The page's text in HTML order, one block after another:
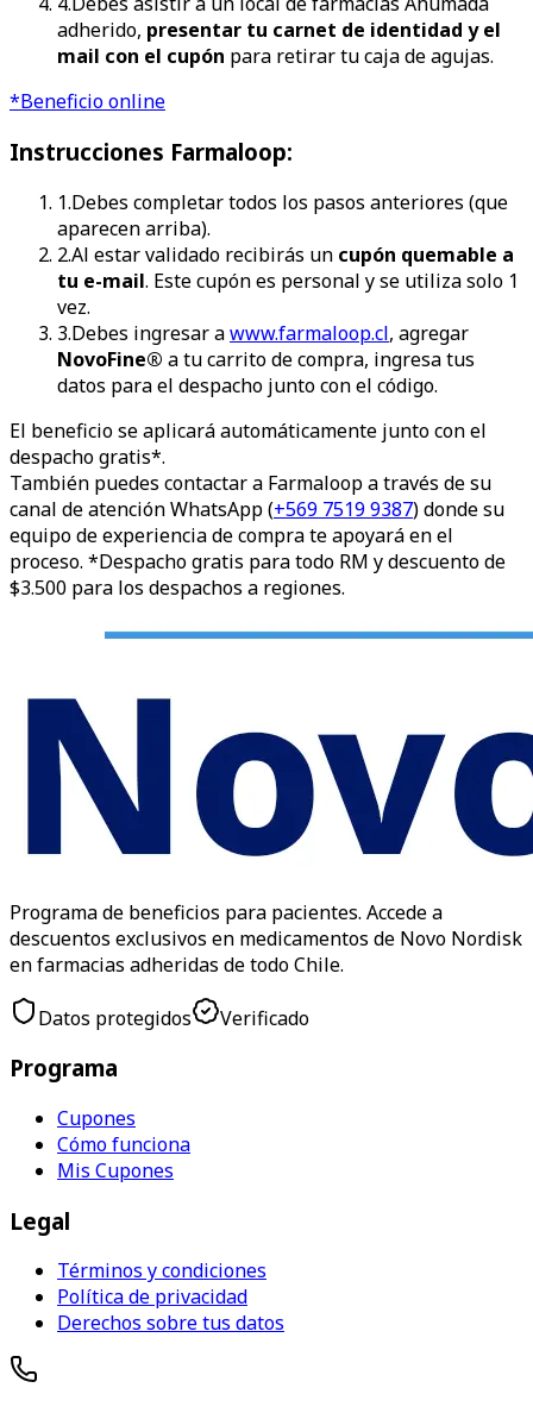
adherido, presentar tu carnet de identidad y el
mail con el cupón para retirar tu caja de agujas.
*Beneficio online
Instrucciones Farmaloop:
1.Debes completar todos los pasos anteriores (que
aparecen arriba).
2.Al estar validado recibirás un cupón quemable a
tu e-mail. Este cupón es personal y se utiliza solo 1
vez.
3.Debes ingresar awww.farmaloop.cl, agregar
NovoFine® a tu carrito de compra, ingresa tus
datos para el despacho junto con el código.
El beneficio se aplicará automáticamente junto con el
despacho gratis*.
También puedes contactar a Farmaloop a través de su
canal de atención WhatsApp (+569 7519 9387) donde su
equipo de experiencia de compra te apoyará en el
proceso. *Despacho gratis para todo RM y descuento de
$3.500 para los despachos a regiones.
Programa de beneficios para pacientes. Accede a
descuentos exclusivos en medicamentos de Novo Nordisk
en farmacias adheridas de todo Chile.
Datos protegidos Verificado
Programa
Cupones
Cómo funciona
Mis Cupones
Legal
Términos y condiciones
Política de privacidad
Derechos sobre tus datos